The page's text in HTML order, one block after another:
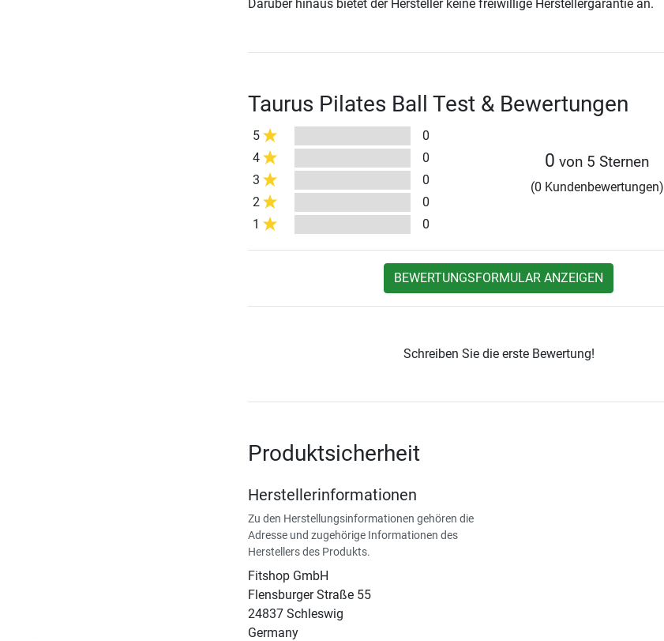
Darüber hinaus bietet der Hersteller keine freiwillige Herstellergarantie an.
Taurus Pilates Ball Test & Bewertungen
5
0
4
0
3
0
2
0
1
0
0 von 5 Sternen
(0 Kundenbewertungen)
BEWERTUNGSFORMULAR ANZEIGEN
Schreiben Sie die erste Bewertung!
Produktsicherheit
Herstellerinformationen
Zu den Herstellungsinformationen gehören die
Adresse und zugehörige Informationen des
Herstellers des Produkts.
Fitshop GmbH
Flensburger Straße 55
24837 Schleswig
Germany